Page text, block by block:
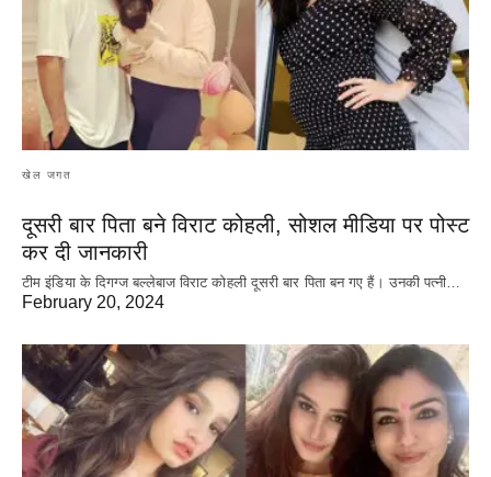
खेल जगत
दूसरी बार‌ पिता बने विराट कोहली, सोशल मीडिया पर पोस्ट
कर दी‌ जानकारी
टीम इंडिया के दिगग्ज बल्लेबाज विराट कोहली दूसरी बार पिता बन गए हैं। उनकी पत्नी…
February 20, 2024